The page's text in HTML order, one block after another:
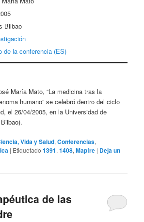
Bilbao
de la conferencia (ES)
María Mato, “La medicina tras la
humano” se celebró dentro del ciclo
el 26/04/2005, en la Universidad de
Vida y Salud,Conferencias,
| Etiquetado 1391,1408,Mapfre | Deja un
de las